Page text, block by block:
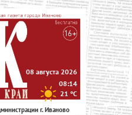
г. Иваново
08 августа 2026
08:14
21 °C